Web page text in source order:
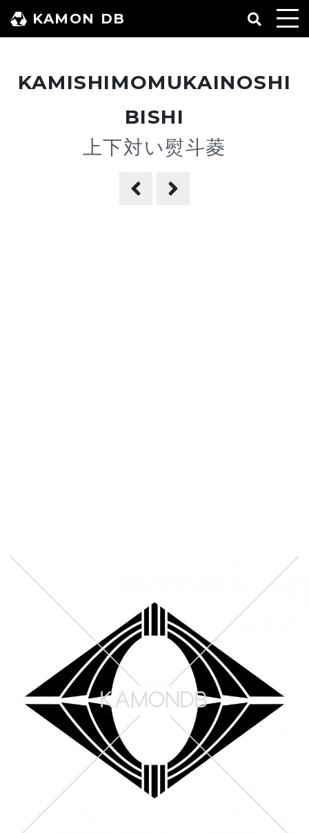
ン
KAMON DB
KAMISHIMOMUKAINOSHI
BISHI
上下対い熨斗菱